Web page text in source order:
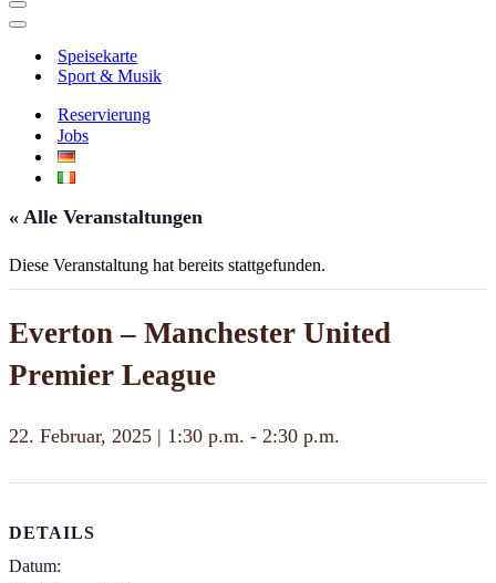
Navigationsmenü
Navigationsmenü
Speisekarte
Sport & Musik
Reservierung
Jobs
« Alle Veranstaltungen
Diese Veranstaltung hat bereits stattgefunden.
Everton – Manchester United
Premier League
22. Februar, 2025 | 1:30 p.m. - 2:30 p.m.
DETAILS
Datum: